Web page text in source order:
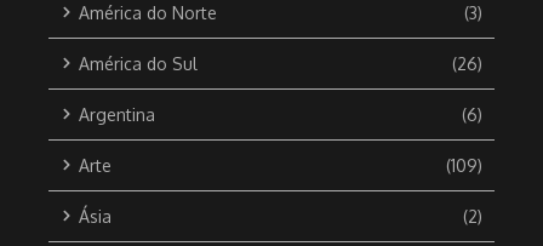
América do Norte (3)
América do Sul (26)
Argentina (6)
Arte (109)
Ásia (2)